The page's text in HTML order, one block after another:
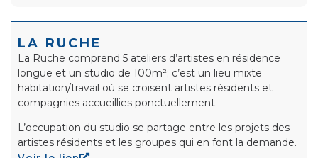
LA RUCHE
La Ruche comprend 5 ateliers d’artistes en résidence
longue et un studio de 100m²; c’est un lieu mixte
habitation/travail où se croisent artistes résidents et
compagnies accueillies ponctuellement.
L’occupation du studio se partage entre les projets des
artistes résidents et les groupes qui en font la demande.